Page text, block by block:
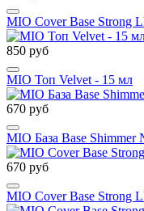
MIO Cover Base Strong
850 руб
MIO Топ Velvet - 15 мл
670 руб
MIO База Base
670 руб
MIO Cover Base Strong